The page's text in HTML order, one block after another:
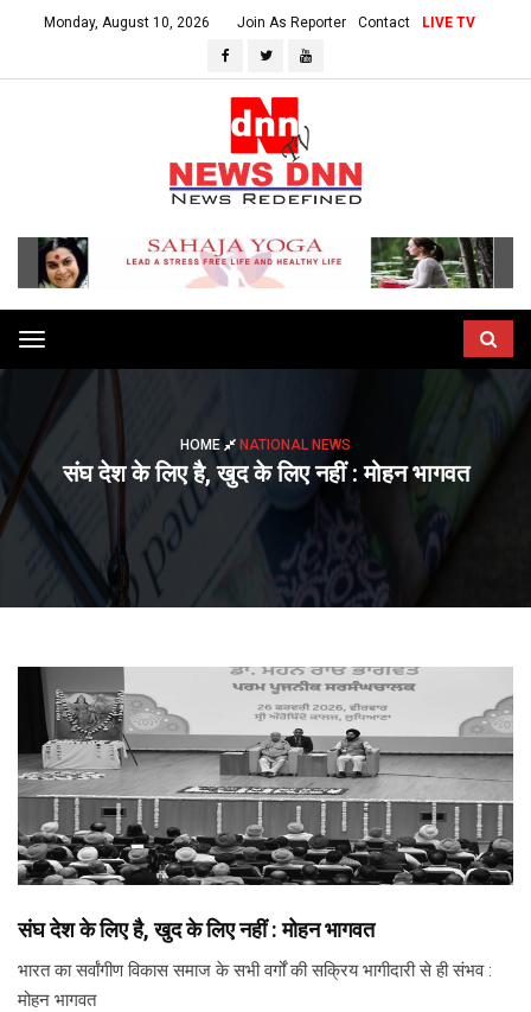
Monday, August 10, 2026 Join As Reporter Contact LIVE TV
Toggle
navigation
HOME NATIONAL NEWS
संघ देश के लिए है, खुद के लिए नहीं : मोहन भागवत
संघ देश के लिए है, खुद के लिए नहीं : मोहन भागवत
भारत का सर्वांगीण विकास समाज के सभी वर्गों की सक्रिय भागीदारी से ही संभव :
मोहन भागवत